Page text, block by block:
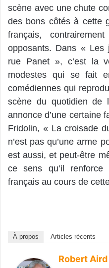
scène avec une chute
des bons côtés à cette
français,
opposants. Dans « Les
rue Panet », c’est la
modestes qui se fait
comédiennes qui
scène du quotidien de
annonce d’une certaine
Fridolin, « La croisade
n’est pas qu’une arme
est aussi, et peut-être
ce sens qu’il
français au cours de
À propos Articles récents
Robert Aird